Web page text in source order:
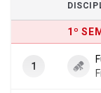
1º
1